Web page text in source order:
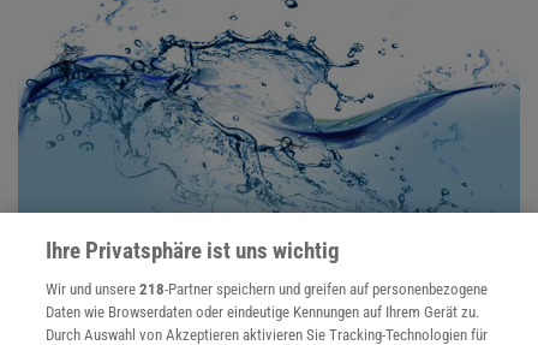
WASSER IN 2D
Zweidimensionales Wasser ist unerwartet
chaotisch
Ihre Privatsphäre ist uns wichtig
Wir und unsere218-Partner speichern und greifen auf personenbezogene
Daten wie Browserdaten oder eindeutige Kennungen auf Ihrem Gerät zu.
Durch Auswahl von Akzeptieren aktivieren Sie Tracking-Technologien für